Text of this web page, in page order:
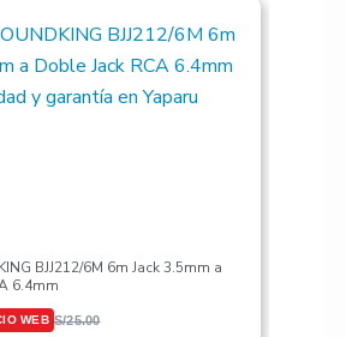
BJJ212/6M 6m Jack 3.5mm a
6.4mm
S/25.00